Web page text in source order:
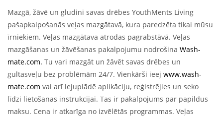
Mazgā, žāvē un gludini savas drēbes YouthMents Living
pašapkalpošanās veļas mazgātavā, kura paredzēta tikai mūsu
īrniekiem. Veļas mazgātava atrodas pagrabstāvā. Veļas
mazgāšanas un žāvēšanas pakalpojumu nodrošina Wash-
mate.com. Tu vari mazgāt un žāvēt savas drēbes un
gultasveļu bez problēmām 24/7. Vienkārši ieej www.wash-
mate.com vai arī lejuplādē aplikāciju, reģistrējies un seko
līdzi lietošanas instrukcijai. Tas ir pakalpojums par papildus
maksu. Cena ir atkarīga no izvēlētās programmas. Veļas